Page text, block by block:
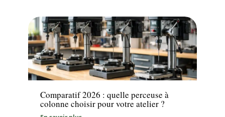
Equipement
Comparatif 2026 : quelle perceuse à
colonne choisir pour votre atelier ?